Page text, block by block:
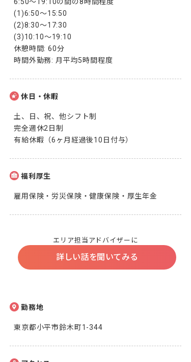
6:50～19:10の間の8時間程度
(1)6:50〜15:50
(2)8:30〜17:30
(3)10:10〜19:10
休憩時間: 60分
時間外勤務: 月平均5時間程度
休日・休暇
土、日、祝、他シフト制
完全週休2日制
有給休暇（6ヶ月経過後10日付与）
福利厚生
雇用保険・労災保険・健康保険・厚生年金
エリア担当アドバイザーに
詳しい話を聞いてみる
勤務地
東京都小平市鈴木町1-344